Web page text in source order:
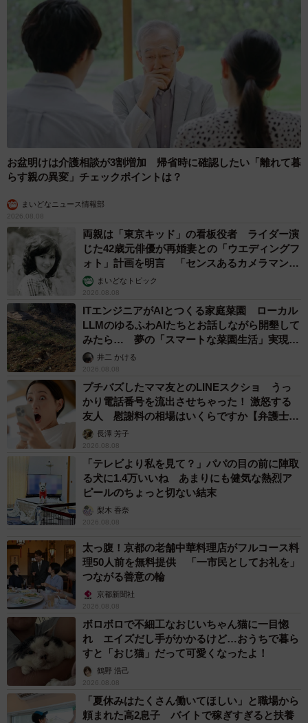
お盆明けは介護相談が3割増加 帰省時に確認したい「離れて暮
らす親の異変」チェックポイントは？
まいどなニュース情報部
2026.08.08
両親は「東京キッド」の看板役者 ライダー演
じた42歳元俳優が再婚妻との「ウエディングフ
ォト」計画を明言 「センスあるカメラマン求
む」まいどなトピック
2026.08.08
ITエンジニアがAIとつくる家庭菜園 ローカル
LLMのゆるふわAIたちとお話しながら開墾して
みたら… 夢の「スマートな菜園生活」実現な
るか井二 かける
2026.08.08
プチバズしたママ友とのLINEスクショ うっ
かり電話番号を流出させちゃった！ 激怒する
友人 慰謝料の相場はいくらですか【弁護士が
解説】長澤 芳子
2026.08.08
「テレビより私を見て？」パパの目の前に陣取
る犬に1.4万いいね あまりにも健気な熱烈ア
ピールのちょっと切ない結末
梨木 香奈
2026.08.08
太っ腹！京都の老舗中華料理店がフルコース料
理50人前を無料提供 「一市民としてお礼を」
つながる善意の輪
京都新聞社
2026.08.08
ボロボロで不細工なおじいちゃん猫に一目惚
れ エイズだし手がかかるけど…おうちで暮ら
すと「おじ猫」だって可愛くなったよ！
鶴野 浩己
2026.08.08
「夏休みはたくさん働いてほしい」と職場から
頼まれた高2息子 バイトで稼ぎすぎると扶養